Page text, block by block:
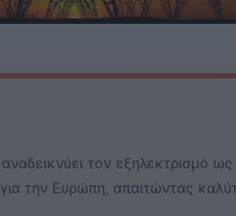
τον εξηλεκτρισμό ως
την Ευρώπη, απαιτώντας